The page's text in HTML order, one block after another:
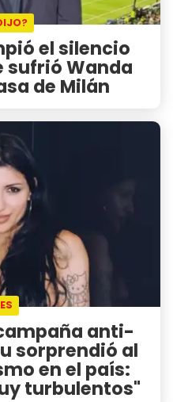
el silencio
sufrió Wanda
de Milán
anti-
sorprendió al
en el país:
turbulentos"